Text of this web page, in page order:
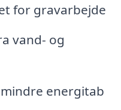
for gravarbejde
vand- og
energitab